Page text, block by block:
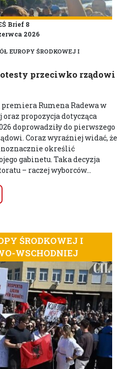
Brief 8
2026
EUROPY ŚRODKOWEJ I
przeciwko rządowi
Rumena Radewa w
propozycja dotycząca
doprowadziły do pierwszego
Coraz wyraźniej widać, że
określić
gabinetu. Taka decyzja
– raczej wyborców...
ŚRODKOWEJ I
WSCHODNIEJ